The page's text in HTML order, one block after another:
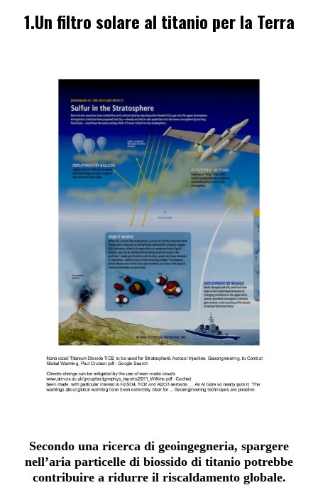
1.Un filtro solare al titanio per la Terra
Secondo una ricerca di geoingegneria, spargere
nell’aria particelle di biossido di titanio potrebbe
contribuire a ridurre il riscaldamento globale.